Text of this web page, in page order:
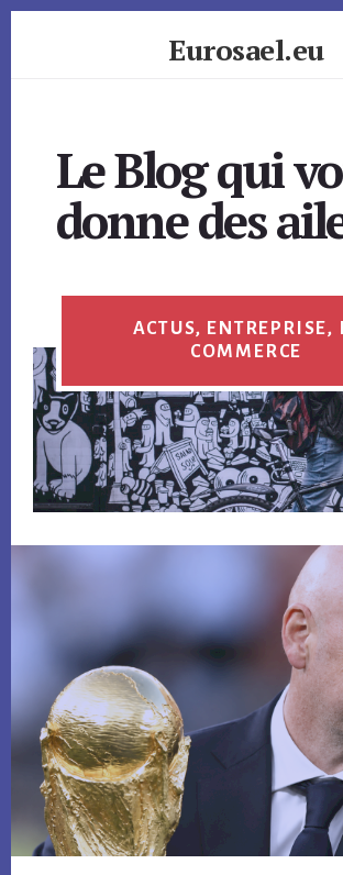
Eurosael.eu
Le Blog qui
donne des
ACTUS, ENTREPRISE,
COMMERCE